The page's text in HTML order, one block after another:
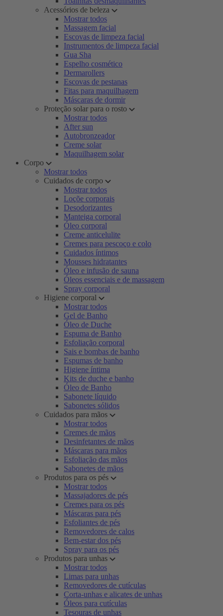
Acessórios de beleza
Mostrar todos
Massagem facial
Escovas de limpeza facial
Instrumentos de limpeza facial
Gua Sha
Espelho cosmético
Dermarollers
Escovas de pestanas
Fitas para maquilhagem
Máscaras de dormir
Proteção solar para o rosto
Mostrar todos
After sun
Autobronzeador
Creme solar
Maquilhagem solar
Corpo
Mostrar todos
Cuidados de corpo
Mostrar todos
Loçõe corporais
Desodorizantes
Manteiga corporal
Óleo corporal
Creme anticelulite
Cremes para pescoço e colo
Cuidados íntimos
Mousses hidratantes
Óleo e infusão de sauna
Óleos essenciais e de massagem
Spray corporal
Higiene corporal
Mostrar todos
Gel de Banho
Óleo de Duche
Espuma de Banho
Esfoliação corporal
Sais e bombas de banho
Espumas de banho
Higiene íntima
Kits de duche e banho
Óleo de Banho
Sabonete líquido
Sabonetes sólidos
Cuidados para mãos
Mostrar todos
Cremes de mãos
Desinfetantes de mãos
Máscaras para mãos
Esfoliação das mãos
Sabonetes de mãos
Produtos para os pés
Mostrar todos
Massajadores de pés
Cremes para os pés
Máscaras para pés
Esfoliantes de pés
Removedores de calos
Bem-estar dos pés
Spray para os pés
Produtos para unhas
Mostrar todos
Limas para unhas
Removedores de cutículas
Corta-unhas e alicates de unhas
Óleos para cutículas
Tesouras de unhas